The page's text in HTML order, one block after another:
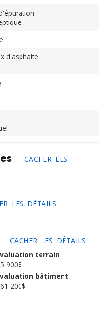
d'asphalte
CACHER LES
LES DÉTAILS
CACHER LES DÉTAILS
terrain
900$
bâtiment
200$